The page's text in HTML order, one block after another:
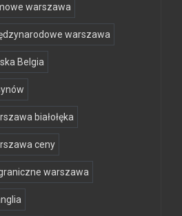
warszawa
warszawa
Belgia
białołęka
ceny
warszawa